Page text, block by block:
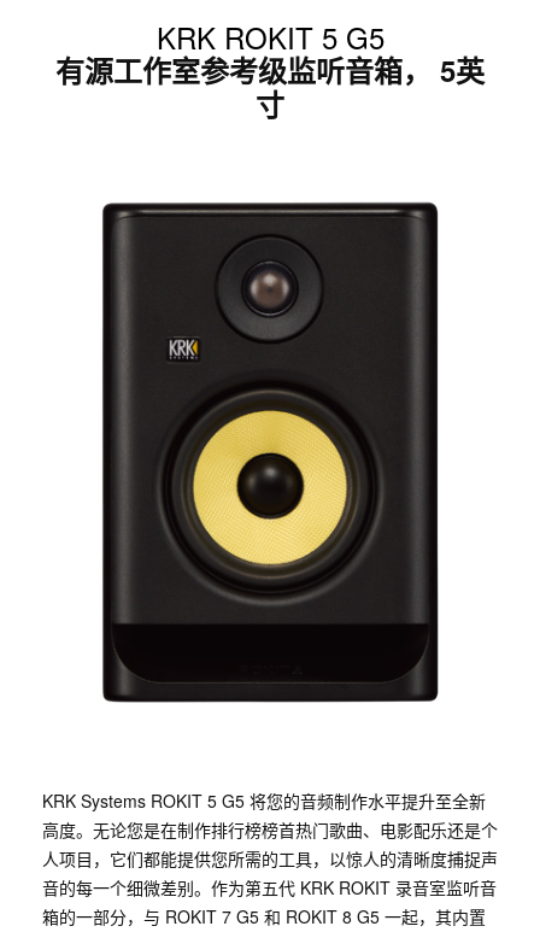
KRK ROKIT 5 G5
有源工作室参考级监听音箱， 5英
寸
KRK Systems ROKIT 5 G5 将您的音频制作水平提升至全新
高度。无论您是在制作排行榜榜首热门歌曲、电影配乐还是个
人项目，它们都能提供您所需的工具，以惊人的清晰度捕捉声
音的每一个细微差别。作为第五代 KRK ROKIT 录音室监听音
箱的一部分，与 ROKIT 7 G5 和 ROKIT 8 G5 一起，其内置